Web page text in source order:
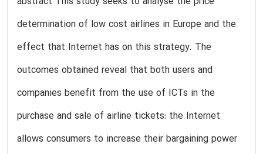
determination of low cost airlines in Europe and the
effect that Internet has on this strategy. The
outcomes obtained reveal that both users and
companies benefit from the use of ICTs in the
purchase and sale of airline tickets: the Internet
allows consumers to increase their bargaining power